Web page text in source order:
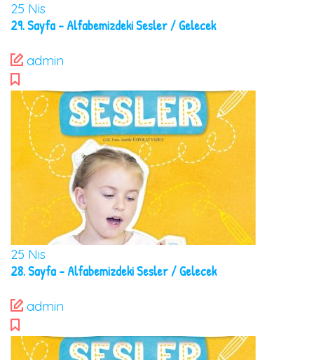
25 Nis
29. Sayfa – Alfabemizdeki Sesler / Gelecek
admin
25 Nis
28. Sayfa – Alfabemizdeki Sesler / Gelecek
admin